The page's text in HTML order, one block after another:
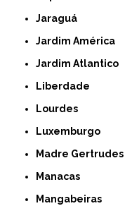
Jaraguá
Jardim América
Jardim Atlantico
Liberdade
Lourdes
Luxemburgo
Madre Gertrudes
Manacas
Mangabeiras